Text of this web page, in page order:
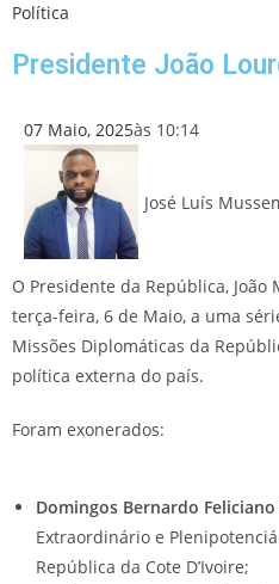
Política
Presidente João
07 Maio, 2025às 10:14
José Luís
O Presidente da República,
terça-feira, 6 de Maio, a uma
Missões Diplomáticas da
política externa do país.
Foram exonerados:
Domingos Bernardo Feliciano
Extraordinário e
República da Cote D’Ivoire;